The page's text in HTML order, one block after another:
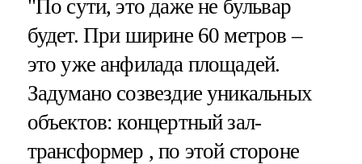
"По сути, это даже не бульвар
будет. При ширине 60 метров –
это уже анфилада площадей.
Задумано созвездие уникальных
объектов: концертный зал-
трансформер , по этой стороне